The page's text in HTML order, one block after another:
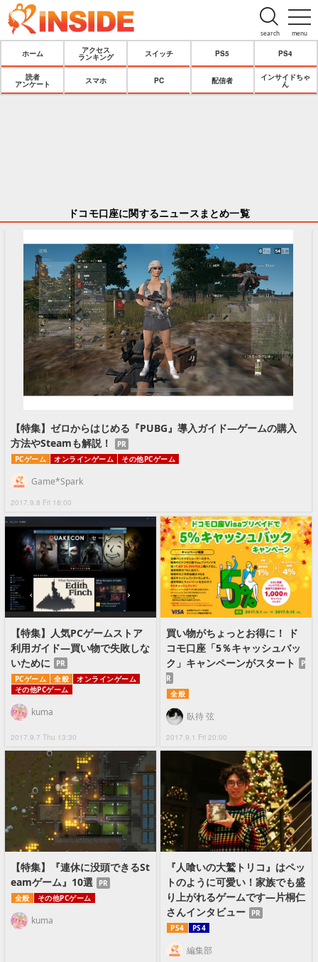
menu
search
ホーム
アクセス
ランキング
スイッチ PS5 PS4
読者
アンケート
スマホ PC 配信者
インサイドちゃ
ん
ドコモ口座に関するニュースまとめ一覧
【特集】ゼロからはじめる『PUBG』導入ガイド―ゲームの購入
方法やSteamも解説！
PR
PCゲーム
オンラインゲーム その他PCゲーム
2017.9.8 Fri 18:00
Game*Spark
【特集】人気PCゲームストア
利用ガイド―買い物で失敗しな
いために
PR
PCゲーム
全般
オンラインゲーム
その他PCゲーム
2017.9.7 Thu 13:30
kuma
買い物がちょっとお得に！ ド
コモ口座「5％キャッシュバッ
ク」キャンペーンがスタート
P
R
全般
2017.9.1 Fri 20:00
臥待 弦
【特集】『連休に没頭できるSt
eamゲーム』10選
PR
全般
その他PCゲーム
kuma
『人喰いの大鷲トリコ』はペッ
トのように可愛い！家族でも盛
り上がれるゲームです―片桐仁
さんインタビュー
PR
PS4
PS4
編集部